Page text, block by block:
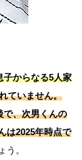
子からなる5人家
ていません。
で、次男くんの
は2025年時点で
う。